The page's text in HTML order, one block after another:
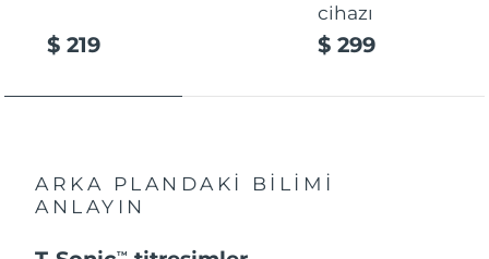
$ 219
cihazı
$ 299
ARKA PLANDAKİ BİLİMİ
ANLAYIN
TM